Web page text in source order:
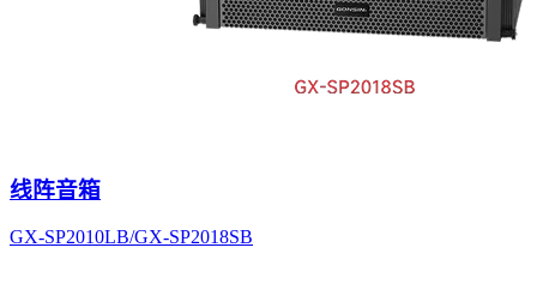
线阵音箱
GX-SP2010LB/GX-SP2018SB